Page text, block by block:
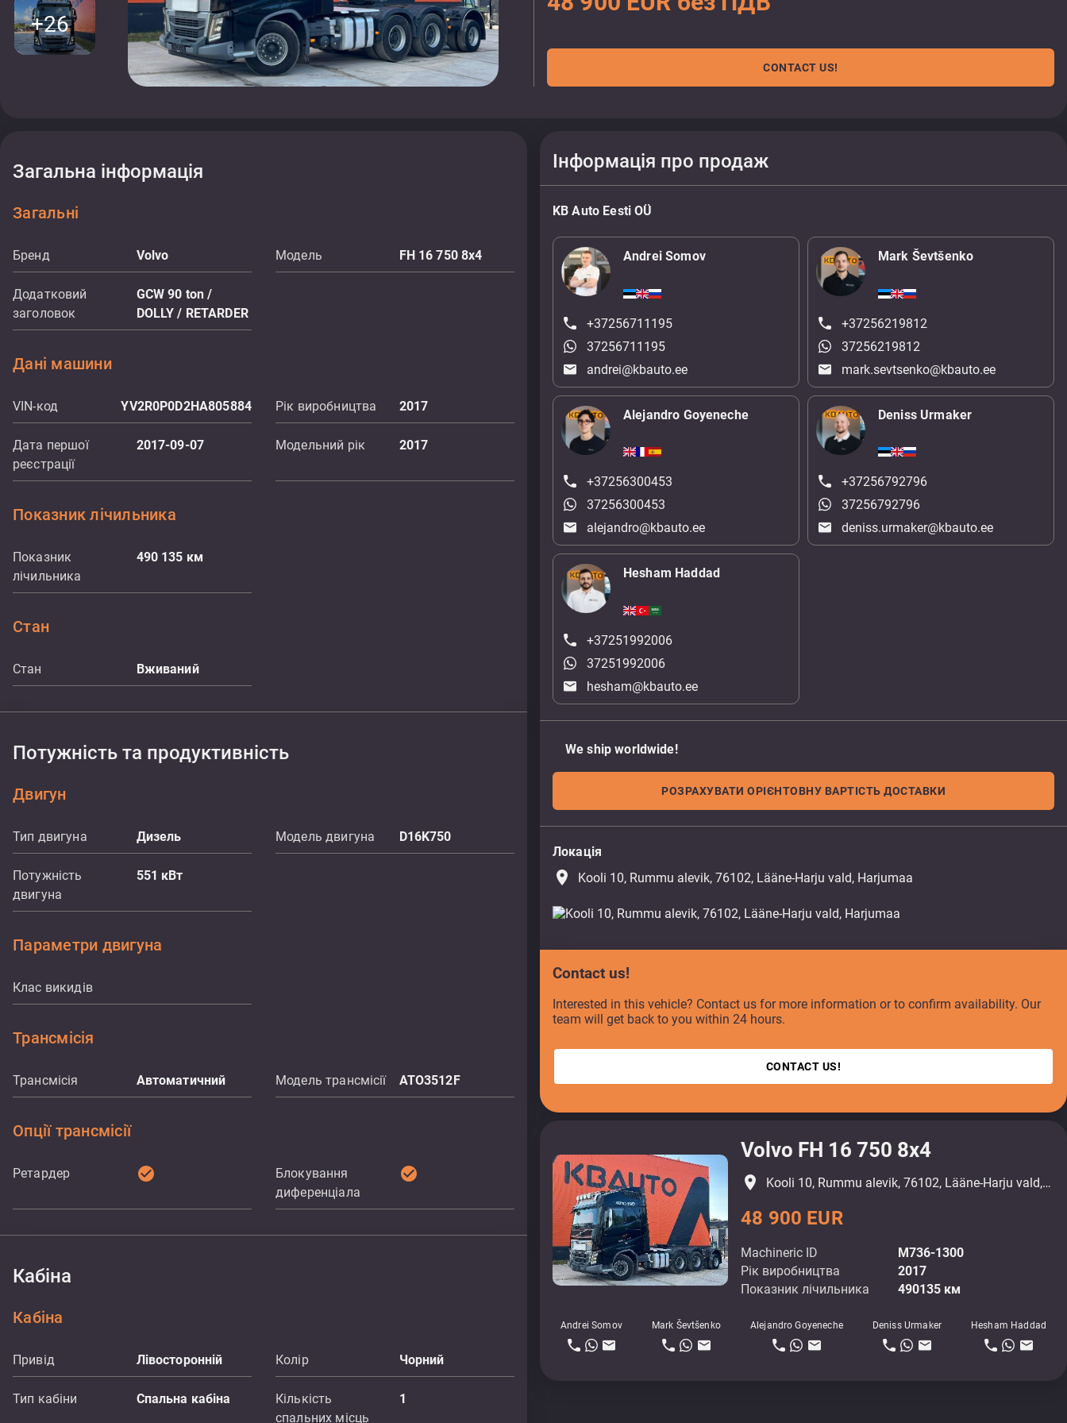
+26
CONTACT US!
Загальна інформація
Загальні
Бренд Volvo Модель FH 16 750 8x4
Додатковий
заголовок
GCW 90 ton /
DOLLY / RETARDER
Дані машини
VIN-код YV2R0P0D2HA805884 Рік виробництва 2017
Дата першої
реєстрації
2017-09-07 Модельний рік 2017
Показник лічильника
Показник
лічильника
490 135 км
Стан
Стан Вживаний
Потужність та продуктивність
Двигун
Тип двигуна Дизель Модель двигуна D16K750
Потужність
двигуна
551 кВт
Параметри двигуна
Клас викидів
Трансмісія
Трансмісія Автоматичний Модель трансмісії ATO3512F
Опції трансмісії
Ретардер check_circle
Блокування
диференціала
check_circle
Кабіна
Кабіна
Привід Лівосторонній Колір Чорний
Тип кабіни Спальна кабіна
Кількість
спальних місць
1
Інформація про продаж
KB Auto Eesti OÜ
Andrei Somov
+37256711195
37256711195
andrei@kbauto.ee
Mark Ševtšenko
+37256219812
37256219812
mark.sevtsenko@kbauto.ee
Alejandro Goyeneche
+37256300453
37256300453
alejandro@kbauto.ee
Deniss Urmaker
+37256792796
37256792796
deniss.urmaker@kbauto.ee
Hesham Haddad
+37251992006
37251992006
hesham@kbauto.ee
We ship worldwide!
РОЗРАХУВАТИ ОРІЄНТОВНУ ВАРТІСТЬ ДОСТАВКИ
Локація
place Kooli 10, Rummu alevik, 76102, Lääne-Harju vald, Harjumaa
Contact us!
Interested in this vehicle? Contact us for more information or to confirm availability. Our
team will get back to you within 24 hours.
CONTACT US!
Volvo FH 16 750 8x4
Machineric ID
M736-1300
Рік виробництва
2017
Показник лічильника
490135 км
Andrei Somov Mark Ševtšenko Alejandro Goyeneche Deniss Urmaker Hesham Haddad
48 900 EUR
place Kooli 10, Rummu alevik, 76102, Lääne-Harju vald, Harjumaa